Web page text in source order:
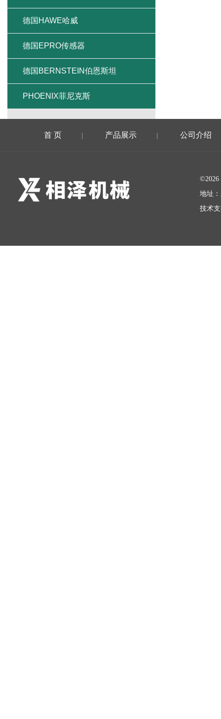
德国HAWE哈威
德国EPRO传感器
德国BERNSTEIN伯恩斯坦
PHOENIX菲尼克斯
首 页 | 产品展示 | 公司介绍
地址
技术